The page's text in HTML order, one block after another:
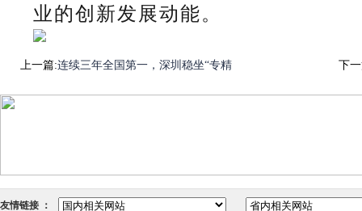
业的创新发展动能。
上一篇:连续三年全国第一，深圳稳坐“专精 下
友情链接 ：